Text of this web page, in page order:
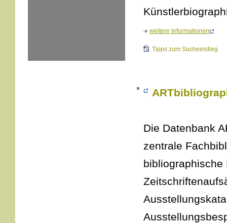
weitere Informationen
Tipps zum Sucheinstieg
Die Datenbank
zentrale
bibliographische